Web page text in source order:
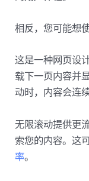
相反，您可能想
这是一种网页设
载下一页内容并
动时，内容会连
无限滚动提供更
索您的内容。这
率。